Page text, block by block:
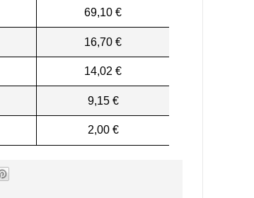
69,10 €
16,70 €
14,02 €
9,15 €
2,00 €